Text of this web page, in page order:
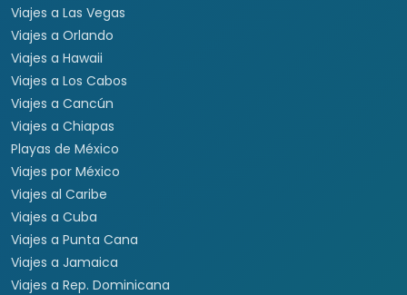
Viajes a Las Vegas
Viajes a Orlando
Viajes a Hawaii
Viajes a Los Cabos
Viajes a Cancún
Viajes a Chiapas
Playas de México
Viajes por México
Viajes al Caribe
Viajes a Cuba
Viajes a Punta Cana
Viajes a Jamaica
Viajes a Rep. Dominicana